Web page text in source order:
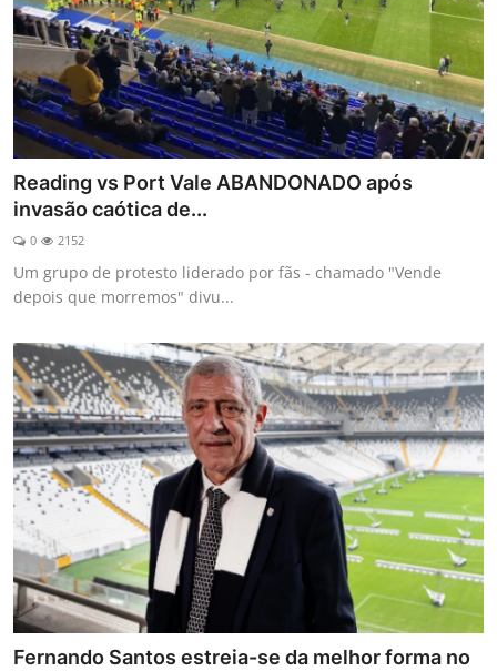
Reading vs Port Vale ABANDONADO após
invasão caótica de...
0 2152
Um grupo de protesto liderado por fãs - chamado "Vende
depois que morremos" divu...
Fernando Santos estreia-se da melhor forma no